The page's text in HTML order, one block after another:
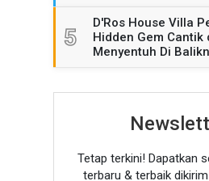
5
D'Ros House Villa
Hidden Gem Cantik
Menyentuh Di
Tetap terkini! Dapatkan
terbaru & terbaik